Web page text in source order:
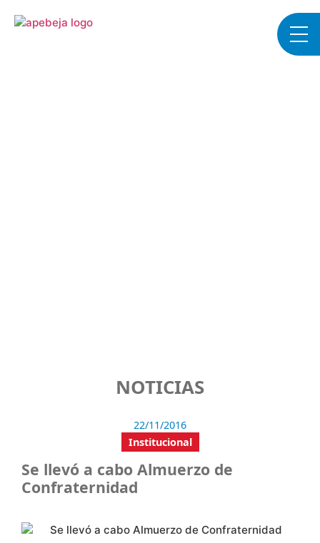
NOTICIAS
22/11/2016
Institucional
Se llevó a cabo Almuerzo de
Confraternidad